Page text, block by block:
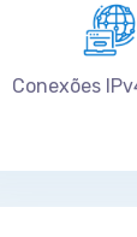
Conexões